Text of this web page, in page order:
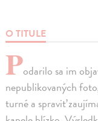
O TITULE
Podarilo sa im
nepublikovaných
turné a spraviť